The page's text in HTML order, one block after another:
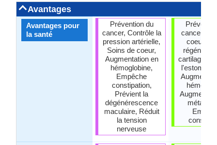
Avantages
Avantages pour
la santé
Prévention du
cancer, Contrôle la
pression artérielle,
Soins de coeur,
Augmentation en
hémoglobine,
Empêche
constipation,
Prévient la
dégénérescence
maculaire, Réduit
la tension
nerveuse
cancer,
coeur,
cartilage,
l'estomac
Augmente